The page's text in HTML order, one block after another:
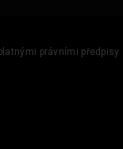
právními